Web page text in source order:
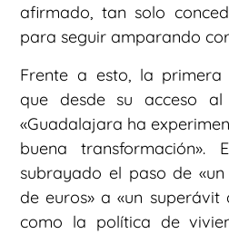
afirmado, tan solo
para seguir amparando
Frente a esto, la
que desde su acceso al
«Guadalajara ha
buena transformación».
subrayado el paso de
de euros» a «un superávit
como la política de